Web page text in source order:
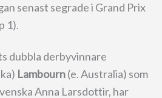
senast segrade i Grand Prix
1).
dubbla derbyvinnare
Lambourn(e. Australia) som
Anna Larsdottir, har